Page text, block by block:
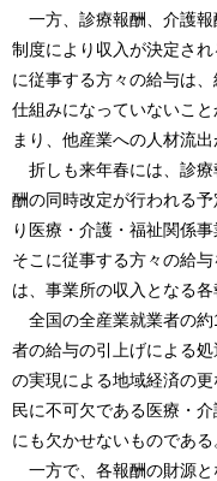
一方、診療報酬、介護報
制度により収入が決定さ
に従事する方々の給与は
仕組みになっていないこ
まり、他産業への人材流
折しも来年春には、診療
酬の同時改定が行われる
り医療・介護・福祉関係
そこに従事する方々の給
は、事業所の収入となる
全国の全産業就業者の約
者の給与の引上げによる
の実現による地域経済の
民に不可欠である医療・
にも欠かせないものである
一方で、各報酬の財源と